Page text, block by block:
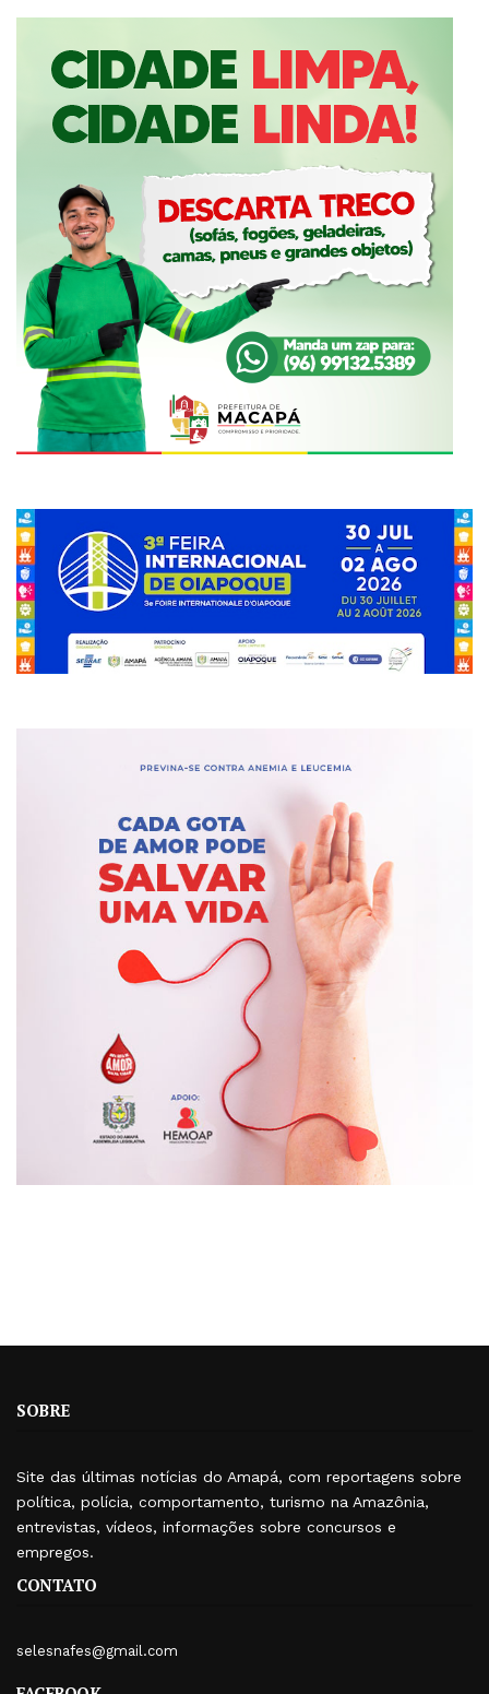
SOBRE
Site das últimas notícias do Amapá, com reportagens sobre
política, polícia, comportamento, turismo na Amazônia,
entrevistas, vídeos, informações sobre concursos e
empregos.
CONTATO
selesnafes@gmail.com